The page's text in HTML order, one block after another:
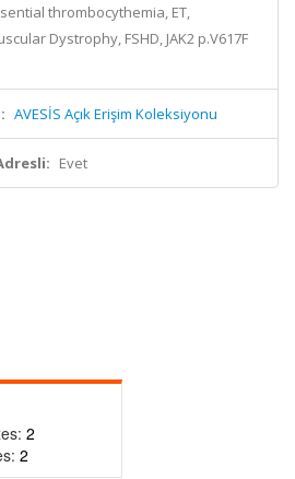
thrombocythemia, ET,
Dystrophy, FSHD, JAK2 p.V617F
AVESİS Açık Erişim Koleksiyonu
Evet
2
2